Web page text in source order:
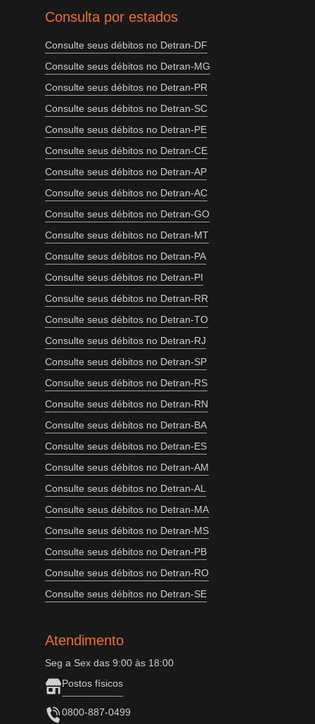
Consulta por estados
Consulte seus débitos no Detran-DF
Consulte seus débitos no Detran-MG
Consulte seus débitos no Detran-PR
Consulte seus débitos no Detran-SC
Consulte seus débitos no Detran-PE
Consulte seus débitos no Detran-CE
Consulte seus débitos no Detran-AP
Consulte seus débitos no Detran-AC
Consulte seus débitos no Detran-GO
Consulte seus débitos no Detran-MT
Consulte seus débitos no Detran-PA
Consulte seus débitos no Detran-PI
Consulte seus débitos no Detran-RR
Consulte seus débitos no Detran-TO
Consulte seus débitos no Detran-RJ
Consulte seus débitos no Detran-SP
Consulte seus débitos no Detran-RS
Consulte seus débitos no Detran-RN
Consulte seus débitos no Detran-BA
Consulte seus débitos no Detran-ES
Consulte seus débitos no Detran-AM
Consulte seus débitos no Detran-AL
Consulte seus débitos no Detran-MA
Consulte seus débitos no Detran-MS
Consulte seus débitos no Detran-PB
Consulte seus débitos no Detran-RO
Consulte seus débitos no Detran-SE
Atendimento
Seg a Sex das 9:00 às 18:00
Postos físicos
0800-887-0499